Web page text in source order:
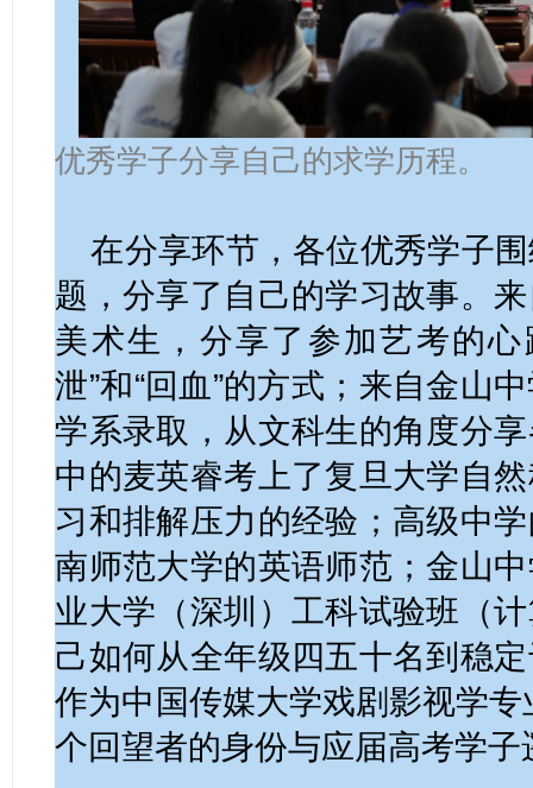
优秀学子分享自己的求学历程。
在分享环节，各位优秀学子
题，分享了自己的学习故事。
美术生，分享了参加艺考的
泄”和“回血”的方式；来自金山
学系录取，从文科生的角度分
中的麦英睿考上了复旦大学自
习和排解压力的经验；高级中
南师范大学的英语师范；金山
业大学（深圳）工科试验班（
己如何从全年级四五十名到稳
作为中国传媒大学戏剧影视学
个回望者的身份与应届高考学